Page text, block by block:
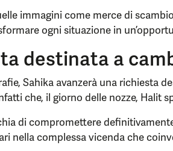
immagini come merce di
ogni situazione in
destinata a
Sahika avanzerà una richiesta
che, il giorno delle nozze, Halit
di compromettere
nella complessa vicenda che